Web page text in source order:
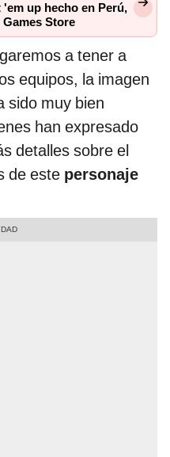
up hecho en Perú,
Store
a tener a
equipos, la imagen
sido muy bien
han expresado
detalles sobre el
de este personaje